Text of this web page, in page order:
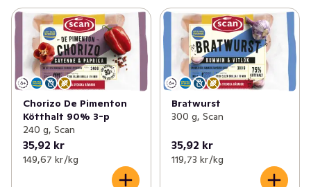
Chorizo De Pimenton
Kötthalt 90% 3-p
240 g, Scan
35,92 kr
149,67 kr /kg
Bratwurst
300 g, Scan
35,92 kr
119,73 kr /kg